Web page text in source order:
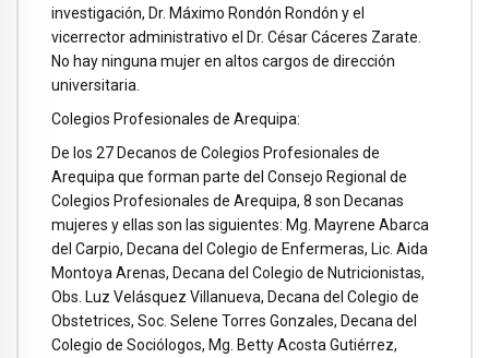
investigación, Dr. Máximo Rondón Rondón y el
vicerrector administrativo el Dr. César Cáceres Zarate.
No hay ninguna mujer en altos cargos de dirección
universitaria.
Colegios Profesionales de Arequipa:
De los 27 Decanos de Colegios Profesionales de
Arequipa que forman parte del Consejo Regional de
Colegios Profesionales de Arequipa, 8 son Decanas
mujeres y ellas son las siguientes: Mg. Mayrene Abarca
del Carpio, Decana del Colegio de Enfermeras, Lic. Aida
Montoya Arenas, Decana del Colegio de Nutricionistas,
Obs. Luz Velásquez Villanueva, Decana del Colegio de
Obstetrices, Soc. Selene Torres Gonzales, Decana del
Colegio de Sociólogos, Mg. Betty Acosta Gutiérrez,